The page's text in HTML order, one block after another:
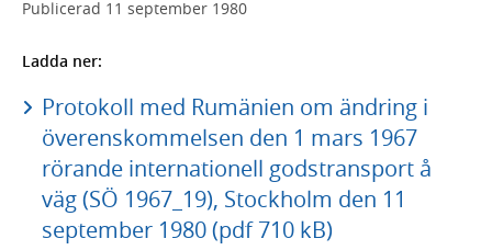
Publicerad 11 september 1980
Ladda ner:
Protokoll med Rumänien om ändring i
överenskommelsen den 1 mars 1967
rörande internationell godstransport å
väg (SÖ 1967_19), Stockholm den 11
september 1980 (pdf 710 kB)